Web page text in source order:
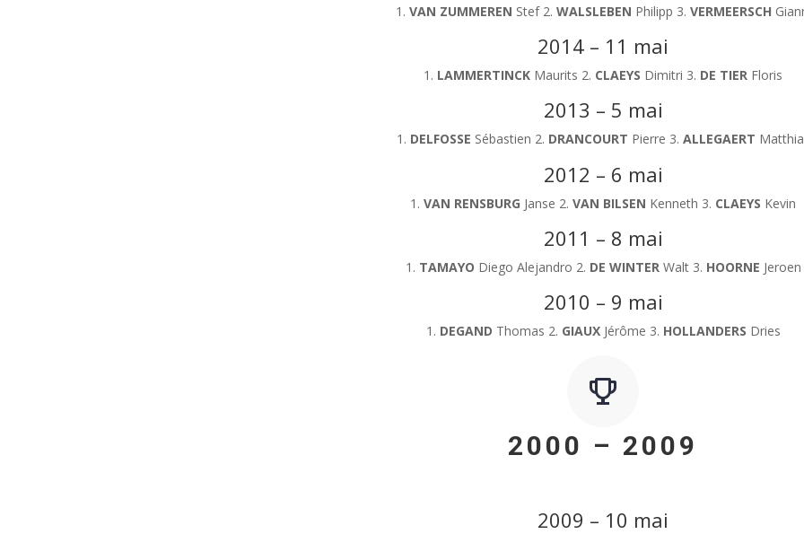
1. VAN ZUMMEREN Stef 2. WALSLEBEN Philipp 3. VERMEERSCH
2014 – 11 mai
1. LAMMERTINCK Maurits 2. CLAEYS Dimitri 3. DE TIER Floris
2013 – 5 mai
1. DELFOSSE Sébastien 2. DRANCOURT Pierre 3. ALLEGAERT
2012 – 6 mai
1. VAN RENSBURG Janse 2. VAN BILSEN Kenneth 3. CLAEYS Kevin
2011 – 8 mai
1. TAMAYO Diego Alejandro 2. DE WINTER Walt 3. HOORNE Jeroen
2010 – 9 mai
1. DEGAND Thomas 2. GIAUXJérôme 3. HOLLANDERS Dries
2000 – 2009
2009 – 10 mai